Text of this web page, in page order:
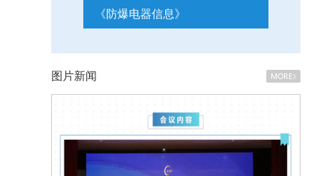
《防爆电器信息》
图片新闻